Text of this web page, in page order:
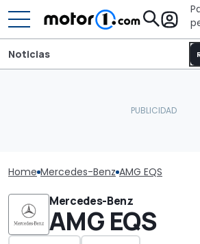
Noticias
Home Mercedes-Benz AMG EQS
Mercedes-Benz
AMG EQS